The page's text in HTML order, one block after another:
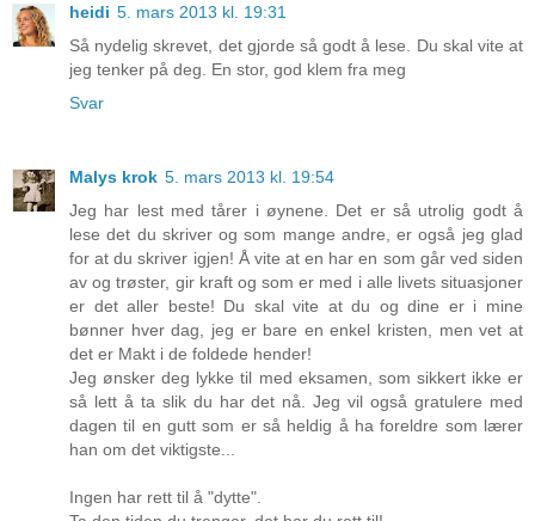
heidi 5. mars 2013 kl. 19:31
Så nydelig skrevet, det gjorde så godt å lese. Du skal vite at
jeg tenker på deg. En stor, god klem fra meg
Svar
Malys krok 5. mars 2013 kl. 19:54
Jeg har lest med tårer i øynene. Det er så utrolig godt å
lese det du skriver og som mange andre, er også jeg glad
for at du skriver igjen! Å vite at en har en som går ved siden
av og trøster, gir kraft og som er med i alle livets situasjoner
er det aller beste! Du skal vite at du og dine er i mine
bønner hver dag, jeg er bare en enkel kristen, men vet at
det er Makt i de foldede hender!
Jeg ønsker deg lykke til med eksamen, som sikkert ikke er
så lett å ta slik du har det nå. Jeg vil også gratulere med
dagen til en gutt som er så heldig å ha foreldre som lærer
han om det viktigste...
Ingen har rett til å "dytte".